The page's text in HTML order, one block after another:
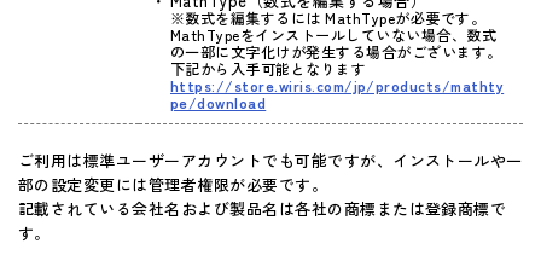
※数式を編集するには MathTypeが必要です。
MathTypeをインストールしていない場合、数式
の一部に文字化けが発生する場合がございます。
下記から入手可能となります
https://store.wiris.com/jp/products/mathty
pe/download
ご利用は標準ユーザーアカウントでも可能ですが、インストールや一
部の設定変更には管理者権限が必要です。
記載されている会社名および製品名は各社の商標または登録商標で
す。